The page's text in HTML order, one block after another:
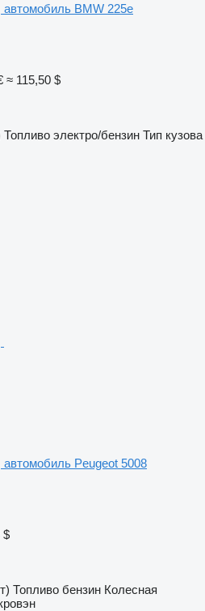
автомобиль BMW 225e
≈ 115,50 $
Топливо электро/бензин Тип кузова
автомобиль Peugeot 5008
$
Топливо бензин Колесная